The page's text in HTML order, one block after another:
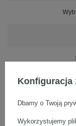
Konfiguracja
Dbamy o Twoją
Wykorzystujemy